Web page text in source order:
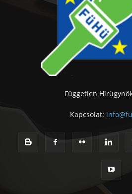
Független
Kapcsolat: